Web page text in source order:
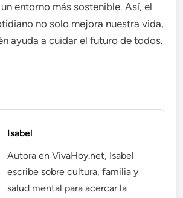
entorno más sostenible. Así, el
no solo mejora nuestra vida,
ayuda a cuidar el futuro de todos.
Isabel
Autora en VivaHoy.net, Isabel
escribe sobre cultura, familia y
salud mental para acercar la